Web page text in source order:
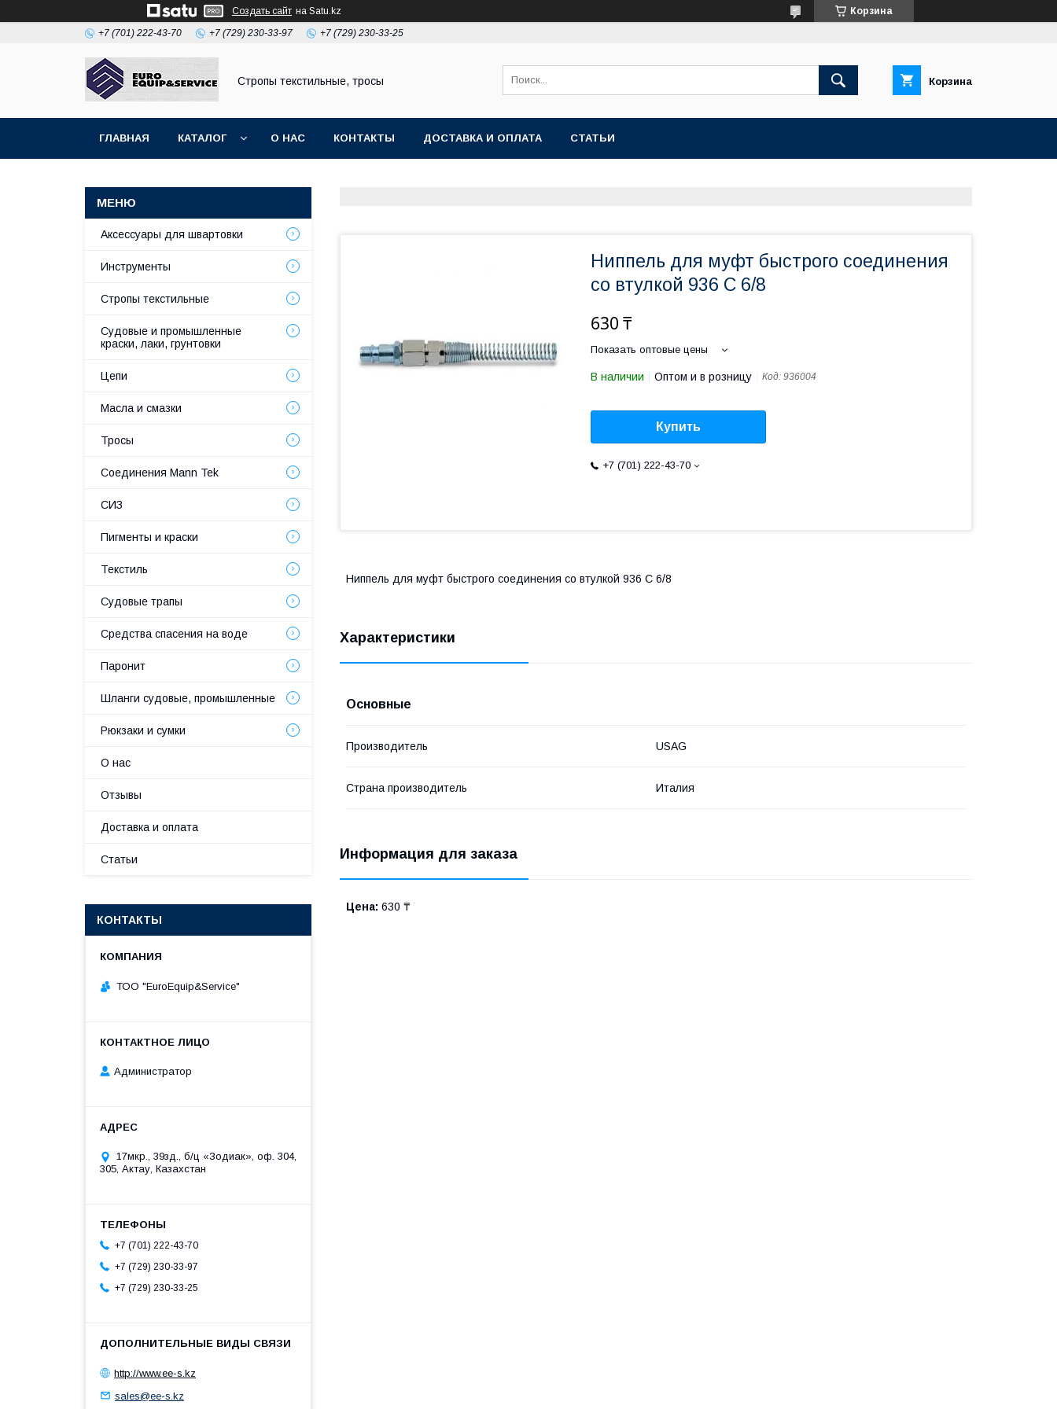
Создать сайт на Satu.kz Корзина
+7 (701) 222-43-70 +7 (729) 230-33-97 +7 (729) 230-33-25
Стропы текстильные, тросы Корзина
ГЛАВНАЯ КАТАЛОГ О НАС КОНТАКТЫ ДОСТАВКА И ОПЛАТА СТАТЬИ
Ниппель для муфт быстрого соединения
со втулкой 936 С 6/8
630 ₸
Показать оптовые цены
В наличии Оптом и в розницу Код: 936004
Купить
+7 (701) 222-43-70
Ниппель для муфт быстрого соединения со втулкой 936 С 6/8
Характеристики
Основные
Производитель USAG
Страна производитель Италия
Информация для заказа
Цена: 630 ₸
Аксессуары для швартовки
Инструменты
Стропы текстильные
Судовые и промышленные
краски, лаки, грунтовки
Цепи
Масла и смазки
Тросы
Соединения Mann Tek
СИЗ
Пигменты и краски
Текстиль
Судовые трапы
Средства спасения на воде
Паронит
Шланги судовые, промышленные
Рюкзаки и сумки
О нас
Отзывы
Доставка и оплата
Статьи
КОНТАКТЫ
ТОО "ЕurоЕquip&Sеrviсе"
Администратор
17мкр., 39зд., б/ц «Зодиак», оф. 304,
305, Актау, Казахстан
+7 (701) 222-43-70
+7 (729) 230-33-97
+7 (729) 230-33-25
http://www.ee-s.kz
sales@ee-s.kz